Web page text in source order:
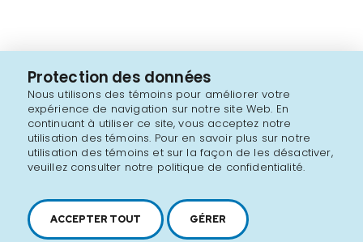
Protection des données
Nous utilisons des témoins pour améliorer votre
expérience de navigation sur notre site Web. En
continuant à utiliser ce site, vous acceptez notre
utilisation des témoins. Pour en savoir plus sur notre
utilisation des témoins et sur la façon de les désactiver,
veuillez consulter notre politique de confidentialité.
ACCEPTER TOUT GÉRER